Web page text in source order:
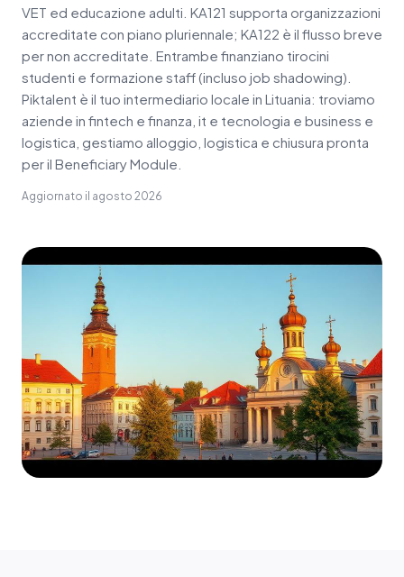
VET ed educazione adulti. KA121 supporta organizzazioni
accreditate con piano pluriennale; KA122 è il flusso breve
per non accreditate. Entrambe finanziano tirocini
studenti e formazione staff (incluso job shadowing).
Piktalent è il tuo intermediario locale in Lituania: troviamo
aziende in fintech e finanza, it e tecnologia e business e
logistica, gestiamo alloggio, logistica e chiusura pronta
per il Beneficiary Module.
Aggiornato il agosto 2026